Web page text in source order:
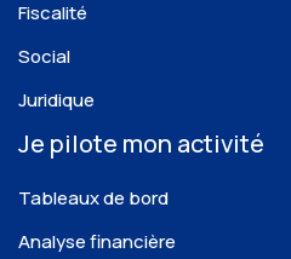
Fiscalité
Social
Juridique
Je pilote mon activité
Tableaux de bord
Analyse financière